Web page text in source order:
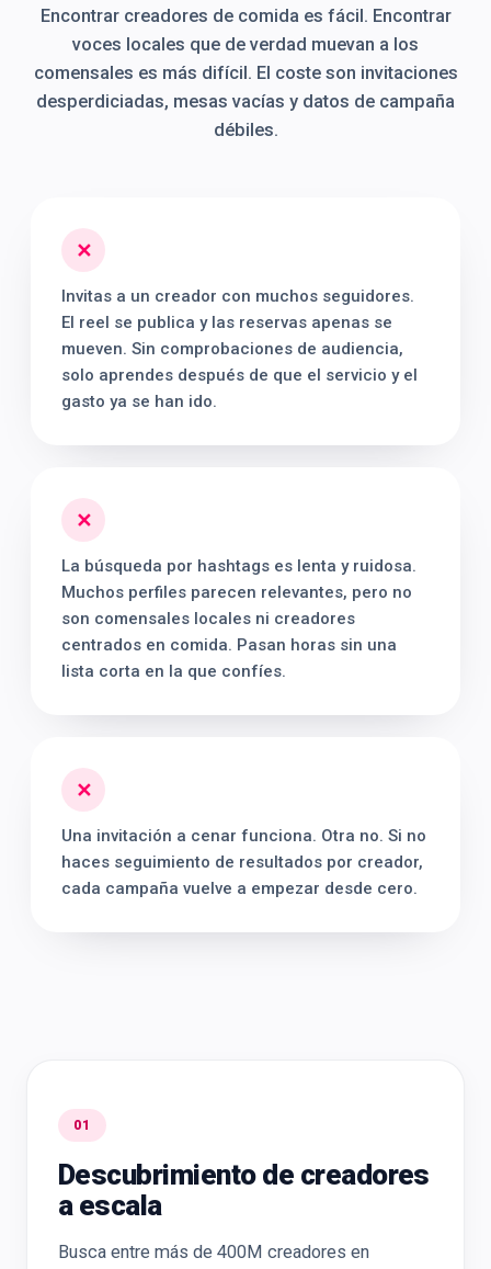
Encontrar creadores de comida es fácil. Encontrar
voces locales que de verdad muevan a los
comensales es más difícil. El coste son invitaciones
desperdiciadas, mesas vacías y datos de campaña
débiles.
✕
Invitas a un creador con muchos seguidores.
El reel se publica y las reservas apenas se
mueven. Sin comprobaciones de audiencia,
solo aprendes después de que el servicio y el
gasto ya se han ido.
✕
La búsqueda por hashtags es lenta y ruidosa.
Muchos perfiles parecen relevantes, pero no
son comensales locales ni creadores
centrados en comida. Pasan horas sin una
lista corta en la que confíes.
✕
Una invitación a cenar funciona. Otra no. Si no
haces seguimiento de resultados por creador,
cada campaña vuelve a empezar desde cero.
01
Descubrimiento de creadores
a escala
Busca entre más de 400M creadores en